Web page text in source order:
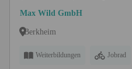
Logistikdienstleistungen
01.09.2026)
Max Wild GmbH
Berkheim
Weiterbildungen Jobrad